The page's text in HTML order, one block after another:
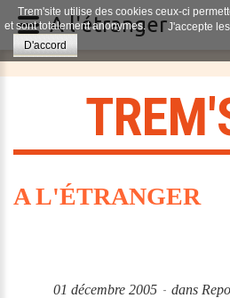
TREM'
A L'ÉTRANGER
01 décembre 2005 dans
Trem'site utilise des cookies ceux-ci
et sont totalement anonymes.
J'accepte
D'accord
A l'étranger